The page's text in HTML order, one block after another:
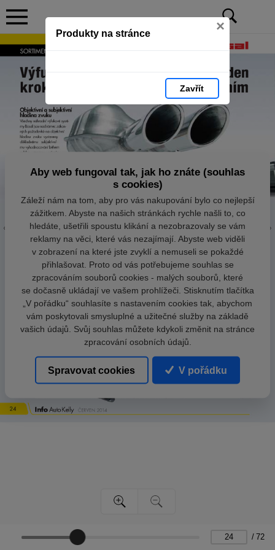
Produkty na stránce ×
Zavřít
/ 72
Aby web fungoval tak, jak ho znáte (souhlas
s cookies)
Záleží nám na tom, aby pro vás nakupování bylo co nejlepší
zážitkem. Abyste na našich stránkách rychle našli to, co
hledáte, ušetřili spoustu klikání a nezobrazovaly se vám
reklamy na věci, které vás nezajímají. Abyste web viděli
v zobrazení na které jste zvyklí a nemuseli se pokaždé
přihlašovat. Proto od vás potřebujeme souhlas se
zpracováním souborů cookies - malých souborů, které
se dočasně ukládají ve vašem prohlížeči. Stisknutím tlačítka
„V pořádku“ souhlasíte s nastavením cookies tak, abychom
vám poskytovali smysluplné a užitečné služby na základě
vašich údajů. Svůj souhlas můžete kdykoli změnit na stránce
zpracování osobních údajů.
Spravovat cookies V pořádku